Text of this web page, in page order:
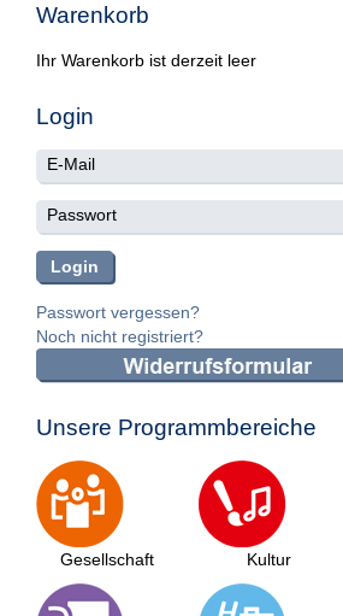
Warenkorb
Ihr Warenkorb ist derzeit leer
Login
Passwort vergessen?
Noch nicht registriert?
Unsere Programmbereiche
Gesellschaft Kultur